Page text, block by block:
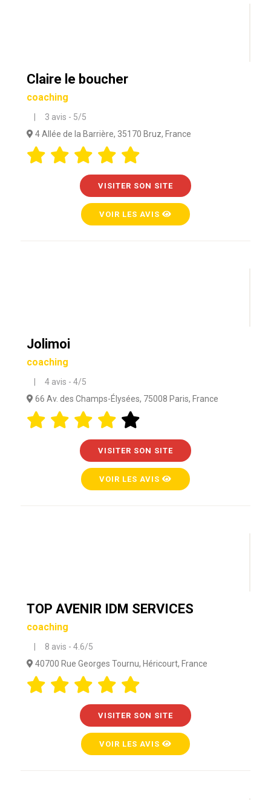
Claire le boucher
coaching
| 3 avis - 5/5
4 Allée de la Barrière, 35170 Bruz, France
VISITER SON SITE
VOIR LES AVIS
Jolimoi
coaching
| 4 avis - 4/5
66 Av. des Champs-Élysées, 75008 Paris, France
VISITER SON SITE
VOIR LES AVIS
TOP AVENIR IDM SERVICES
coaching
| 8 avis - 4.6/5
40700 Rue Georges Tournu, Héricourt, France
VISITER SON SITE
VOIR LES AVIS